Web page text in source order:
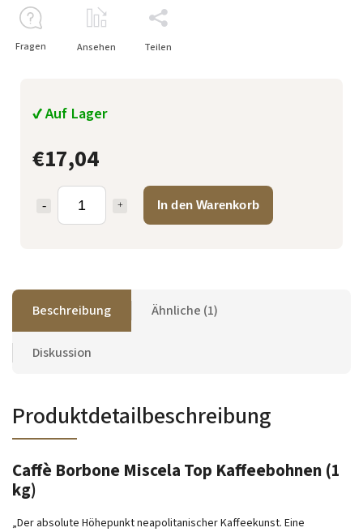
€17,04
In den Warenkorb
✔ Auf Lager
Fragen Ansehen Teilen
Beschreibung Ähnliche (1)
Diskussion
Produktdetailbeschreibung
Caffè Borbone Miscela Top Kaffeebohnen (1
kg)
„Der absolute Höhepunkt neapolitanischer Kaffeekunst. Eine